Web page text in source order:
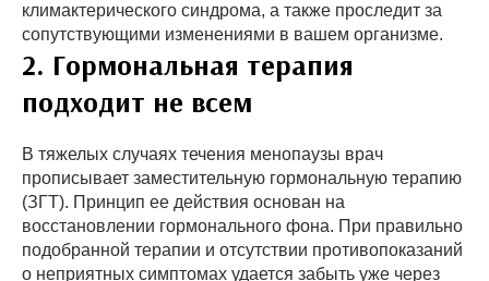
климактерического синдрома, а также проследит за
сопутствующими изменениями в вашем организме.
2. Гормональная терапия
подходит не всем
В тяжелых случаях течения менопаузы врач
прописывает заместительную гормональную терапию
(ЗГТ). Принцип ее действия основан на
восстановлении гормонального фона. При правильно
подобранной терапии и отсутствии противопоказаний
о неприятных симптомах удается забыть уже через